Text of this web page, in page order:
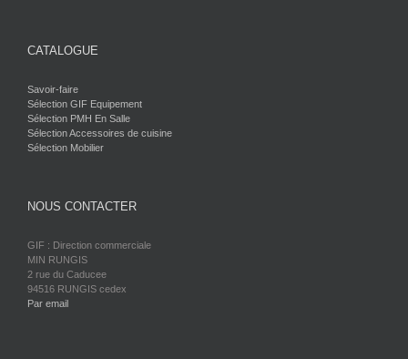
CATALOGUE
Savoir-faire
Sélection GIF Equipement
Sélection PMH En Salle
Sélection Accessoires de cuisine
Sélection Mobilier
NOUS CONTACTER
GIF : Direction commerciale
MIN RUNGIS
2 rue du Caducee
94516 RUNGIS cedex
Par email